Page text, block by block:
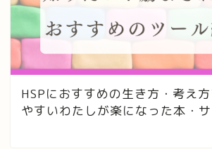
HSPにおすすめの生き方・考え
やすいわたしが楽になった本・